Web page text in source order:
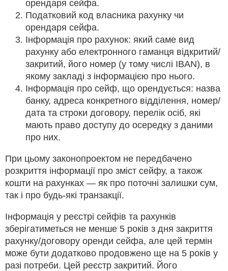
орендаря сейфа.
Податковий код власника рахунку чи
орендаря сейфа.
Інформація про рахунок: який саме вид
рахунку або електронного гаманця відкритий/
закритий, його номер (у тому числі IBAN), в
якому закладі з інформацією про нього.
Інформація про сейф, що орендується: назва
банку, адреса конкретного відділення, номер/
дата та строки договору, перелік осіб, які
мають право доступу до осередку з даними
про них.
При цьому законопроектом не передбачено
розкриття інформації про зміст сейфу, а також
кошти на рахунках — як про поточні залишки сум,
так і про будь-які транзакції.
Інформація у реєстрі сейфів та рахунків
зберігатиметься не менше 5 років з дня закриття
рахунку/договору оренди сейфа, але цей термін
може бути додатково продовжено ще на 5 років у
разі потреби. Цей реєстр закритий. Його